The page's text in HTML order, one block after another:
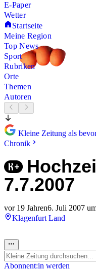
E-Paper
Wetter
Startseite
Meine Region
Top News
Sport
Rubriken
Orte
Themen
Autoren
Kleine Zeitung als
Chronik
7.7.2007
vor 19 Jahren6. Juli 2007
Klagenfurt Land
Abonnent:in werden